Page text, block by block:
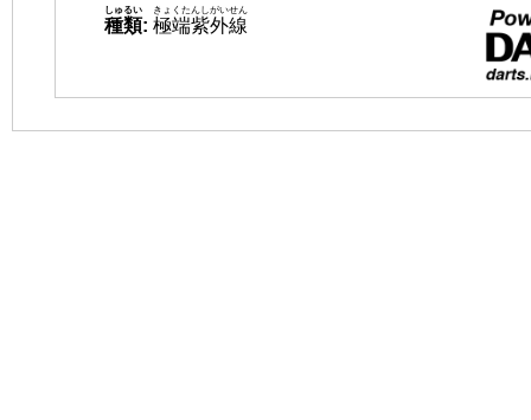
種類
しゅるい
: 極端紫外線
きょくたんしがいせん